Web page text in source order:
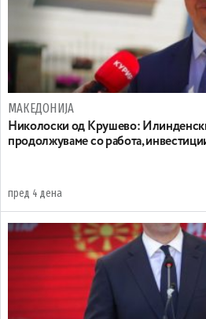
МАКЕДОНИЈА
Николоски од Крушево:
продолжуваме со работа,
пред 4 дена